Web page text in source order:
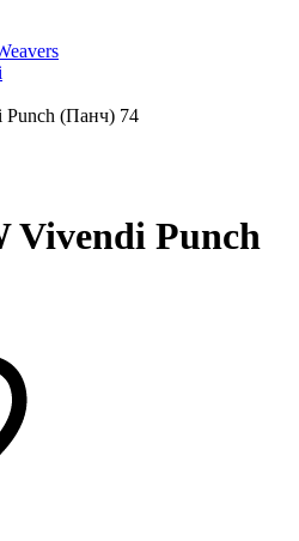
(Панч) 74
Vivendi Punch